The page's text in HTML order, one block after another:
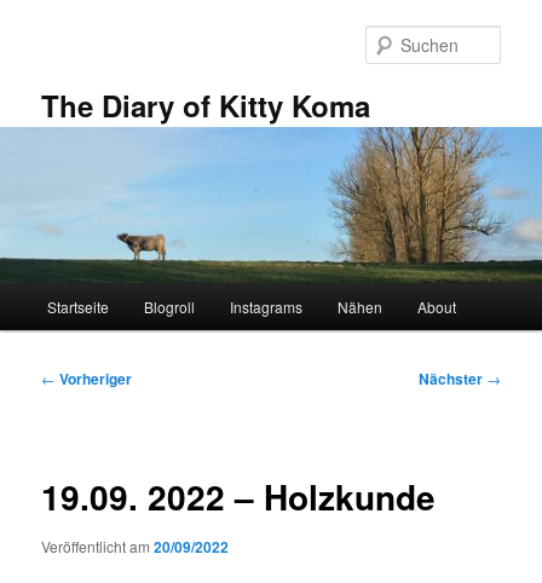
The Diary of Kitty Koma
Startseite Blogroll Instagrams Nähen About
Beitragsnavigation
← Vorheriger Nächster →
19.09. 2022 – Holzkunde
Veröffentlicht am20/09/2022